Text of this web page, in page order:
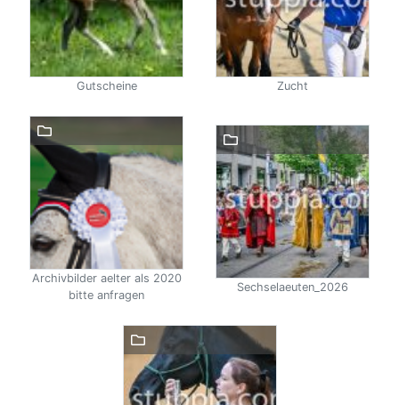
Gutscheine Zucht
Archivbilder aelter als 2020
bitte anfragen
Sechselaeuten_2026